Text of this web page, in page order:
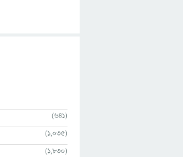
(641)
(1,035)
(1,830)